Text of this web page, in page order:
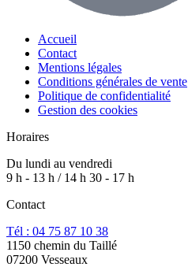
Accueil
Contact
Mentions légales
Conditions générales de vente
Politique de confidentialité
Gestion des cookies
Horaires
Du lundi au vendredi
9 h - 13 h / 14 h 30 - 17 h
Contact
Tél : 04 75 87 10 38
1150 chemin du Taillé
07200 Vesseaux